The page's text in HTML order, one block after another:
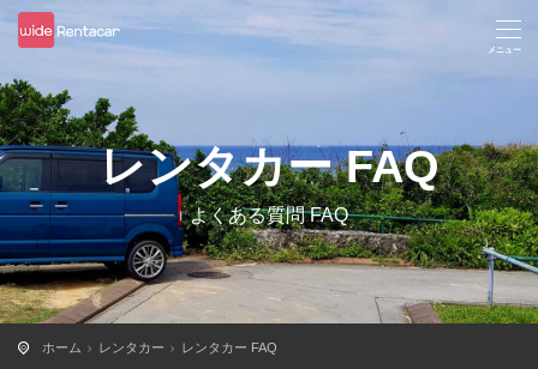
レンタカー FAQ
よくある質問 FAQ
ホーム レンタカー レンタカー FAQ